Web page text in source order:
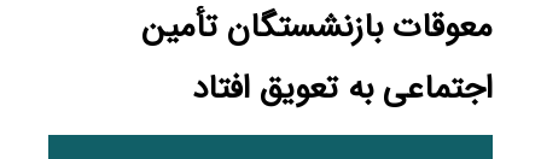
معوقات بازنشستگان تأمین
اجتماعی به تعویق افتاد